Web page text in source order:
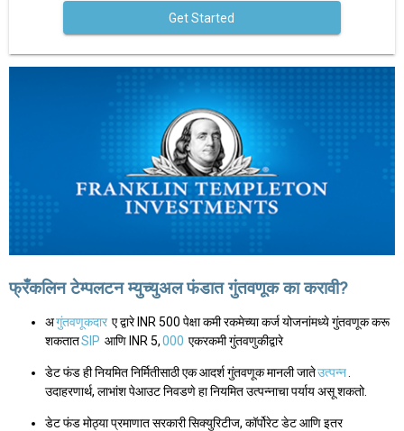
Get Started
फ्रँकलिन टेम्पलटन म्युच्युअल फंडात गुंतवणूक का करावी?
अगुंतवणूकदार ए द्वारे INR 500 पेक्षा कमी रकमेच्या कर्ज योजनांमध्ये गुंतवणूक करू
शकतातSIP आणि INR 5,000 एकरकमी गुंतवणुकीद्वारे
डेट फंड ही नियमित निर्मितीसाठी एक आदर्श गुंतवणूक मानली जातेउत्पन्न
उदाहरणार्थ, लाभांश पेआउट निवडणे हा नियमित उत्पन्नाचा पर्याय असू शकतो.
डेट फंड मोठ्या प्रमाणात सरकारी सिक्युरिटीज, कॉर्पोरेट डेट आणि इतर